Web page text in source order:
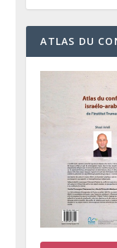
ATLAS DU